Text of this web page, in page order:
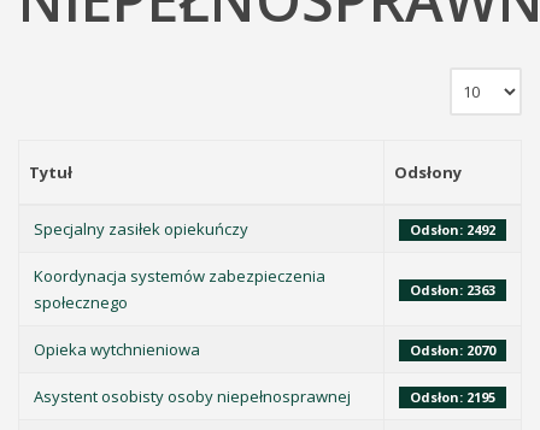
Tytuł Odsłony
Specjalny zasiłek opiekuńczy Odsłon: 2492
Koordynacja systemów zabezpieczenia
społecznego
Odsłon: 2363
Opieka wytchnieniowa Odsłon: 2070
Asystent osobisty osoby niepełnosprawnej Odsłon: 2195